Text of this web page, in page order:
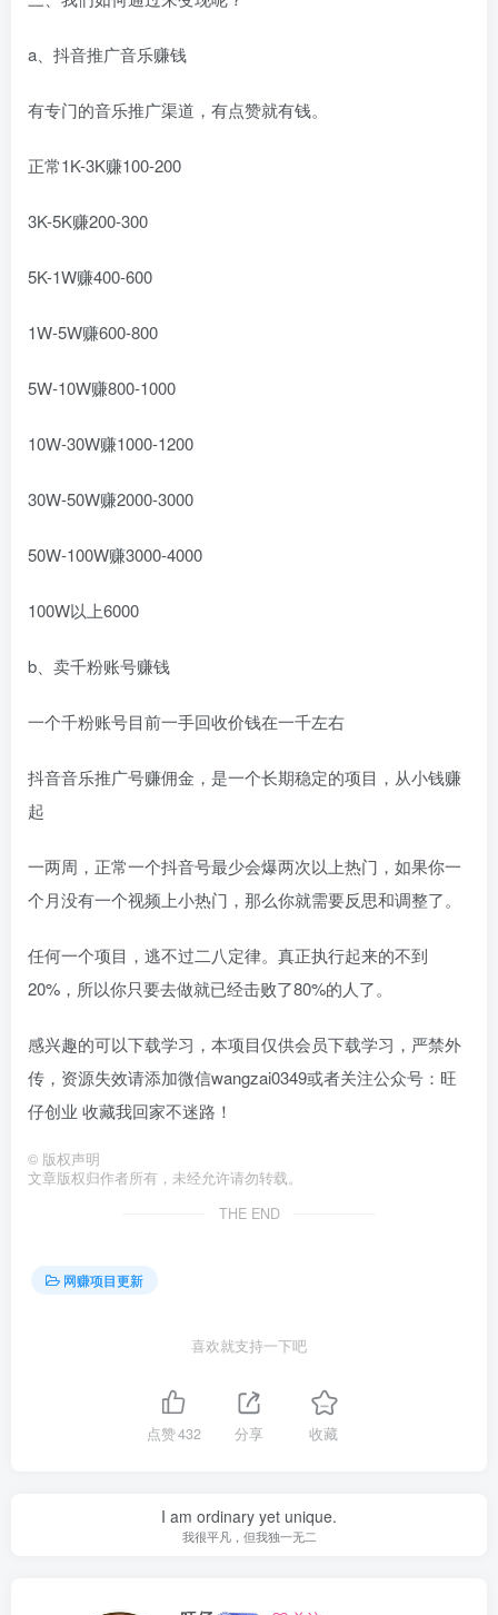
a、抖音推广音乐赚钱
有专门的音乐推广渠道，有点赞就有钱。
正常1K-3K赚100-200
3K-5K赚200-300
5K-1W赚400-600
1W-5W赚600-800
5W-10W赚800-1000
10W-30W赚1000-1200
30W-50W赚2000-3000
50W-100W赚3000-4000
100W以上6000
b、卖千粉账号赚钱
一个千粉账号目前一手回收价钱在一千左右
抖音音乐推广号赚佣金，是一个长期稳定的项目，从小钱赚
起
一两周，正常一个抖音号最少会爆两次以上热门，如果你一
个月没有一个视频上小热门，那么你就需要反思和调整了。
任何一个项目，逃不过二八定律。真正执行起来的不到
20%，所以你只要去做就已经击败了80%的人了。
感兴趣的可以下载学习，本项目仅供会员下载学习，严禁外
传，资源失效请添加微信wangzai0349或者关注公众号：旺
仔创业 收藏我回家不迷路！
© 版权声明
文章版权归作者所有，未经允许请勿转载。
THE END
网赚项目更新
喜欢就支持一下吧
点赞432 分享 收藏
I am ordinary yet unique.
我很平凡，但我独一无二